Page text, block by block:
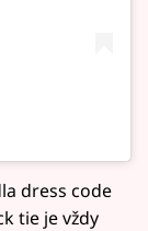
dress code
tie je vždy